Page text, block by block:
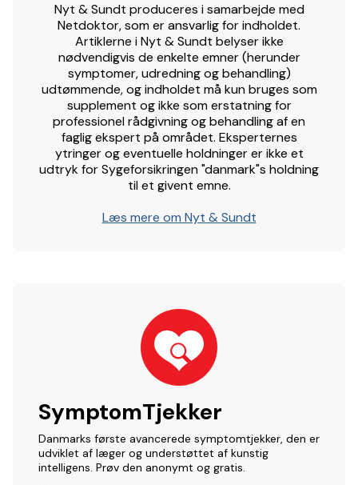
Nyt & Sundt produceres i samarbejde med
Netdoktor, som er ansvarlig for indholdet.
Artiklerne i Nyt & Sundt belyser ikke
nødvendigvis de enkelte emner (herunder
symptomer, udredning og behandling)
udtømmende, og indholdet må kun bruges som
supplement og ikke som erstatning for
professionel rådgivning og behandling af en
faglig ekspert på området. Eksperternes
ytringer og eventuelle holdninger er ikke et
udtryk for Sygeforsikringen "danmark"s holdning
til et givent emne.
Læs mere om Nyt & Sundt
SymptomTjekker
Danmarks første avancerede symptomtjekker, den er
udviklet af læger og understøttet af kunstig
intelligens. Prøv den anonymt og gratis.